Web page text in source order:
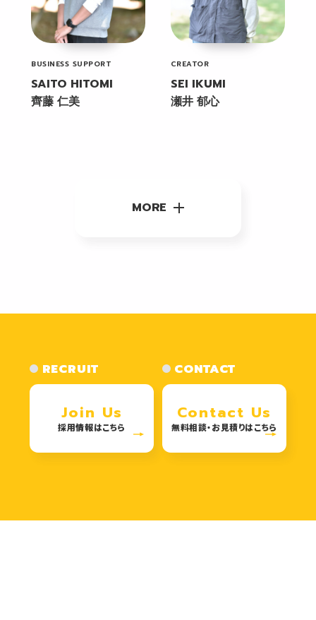
BUSINESS SUPPORT
SAITO HITOMI
齊藤 仁美
CREATOR
SEI IKUMI
瀬井 郁心
MORE
RECRUIT
Join Us
採用情報はこちら
CONTACT
Contact Us
無料相談・お見積りはこちら